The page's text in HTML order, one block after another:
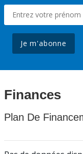
Je m'abonne
Finances
Plan De